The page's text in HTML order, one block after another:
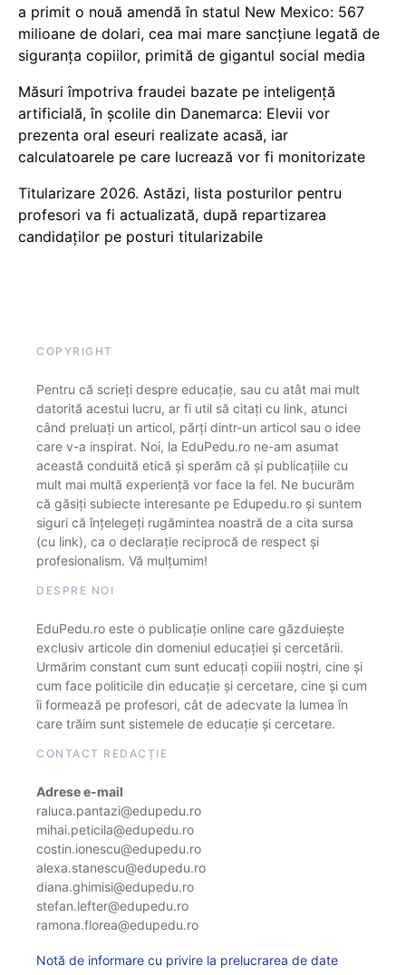
a primit o nouă amendă în statul New Mexico: 567
milioane de dolari, cea mai mare sancțiune legată de
siguranța copiilor, primită de gigantul social media
Măsuri împotriva fraudei bazate pe inteligență
artificială, în școlile din Danemarca: Elevii vor
prezenta oral eseuri realizate acasă, iar
calculatoarele pe care lucrează vor fi monitorizate
Titularizare 2026. Astăzi, lista posturilor pentru
profesori va fi actualizată, după repartizarea
candidaților pe posturi titularizabile
COPYRIGHT
Pentru că scrieți despre educație, sau cu atât mai mult
datorită acestui lucru, ar fi util să citați cu link, atunci
când preluați un articol, părți dintr-un articol sau o idee
care v-a inspirat. Noi, la EduPedu.ro ne-am asumat
această conduită etică și sperăm că și publicațiile cu
mult mai multă experiență vor face la fel. Ne bucurăm
că găsiți subiecte interesante pe Edupedu.ro și suntem
siguri că înțelegeți rugămintea noastră de a cita sursa
(cu link), ca o declarație reciprocă de respect și
profesionalism. Vă mulțumim!
DESPRE NOI
EduPedu.ro este o publicație online care găzduiește
exclusiv articole din domeniul educației și cercetării.
Urmărim constant cum sunt educați copiii noștri, cine și
cum face politicile din educație și cercetare, cine și cum
îi formează pe profesori, cât de adecvate la lumea în
care trăim sunt sistemele de educație și cercetare.
CONTACT REDACȚIE
Adrese e-mail
raluca.pantazi@edupedu.ro
mihai.peticila@edupedu.ro
costin.ionescu@edupedu.ro
alexa.stanescu@edupedu.ro
diana.ghimisi@edupedu.ro
stefan.lefter@edupedu.ro
ramona.florea@edupedu.ro
Notă de informare cu privire la prelucrarea de date